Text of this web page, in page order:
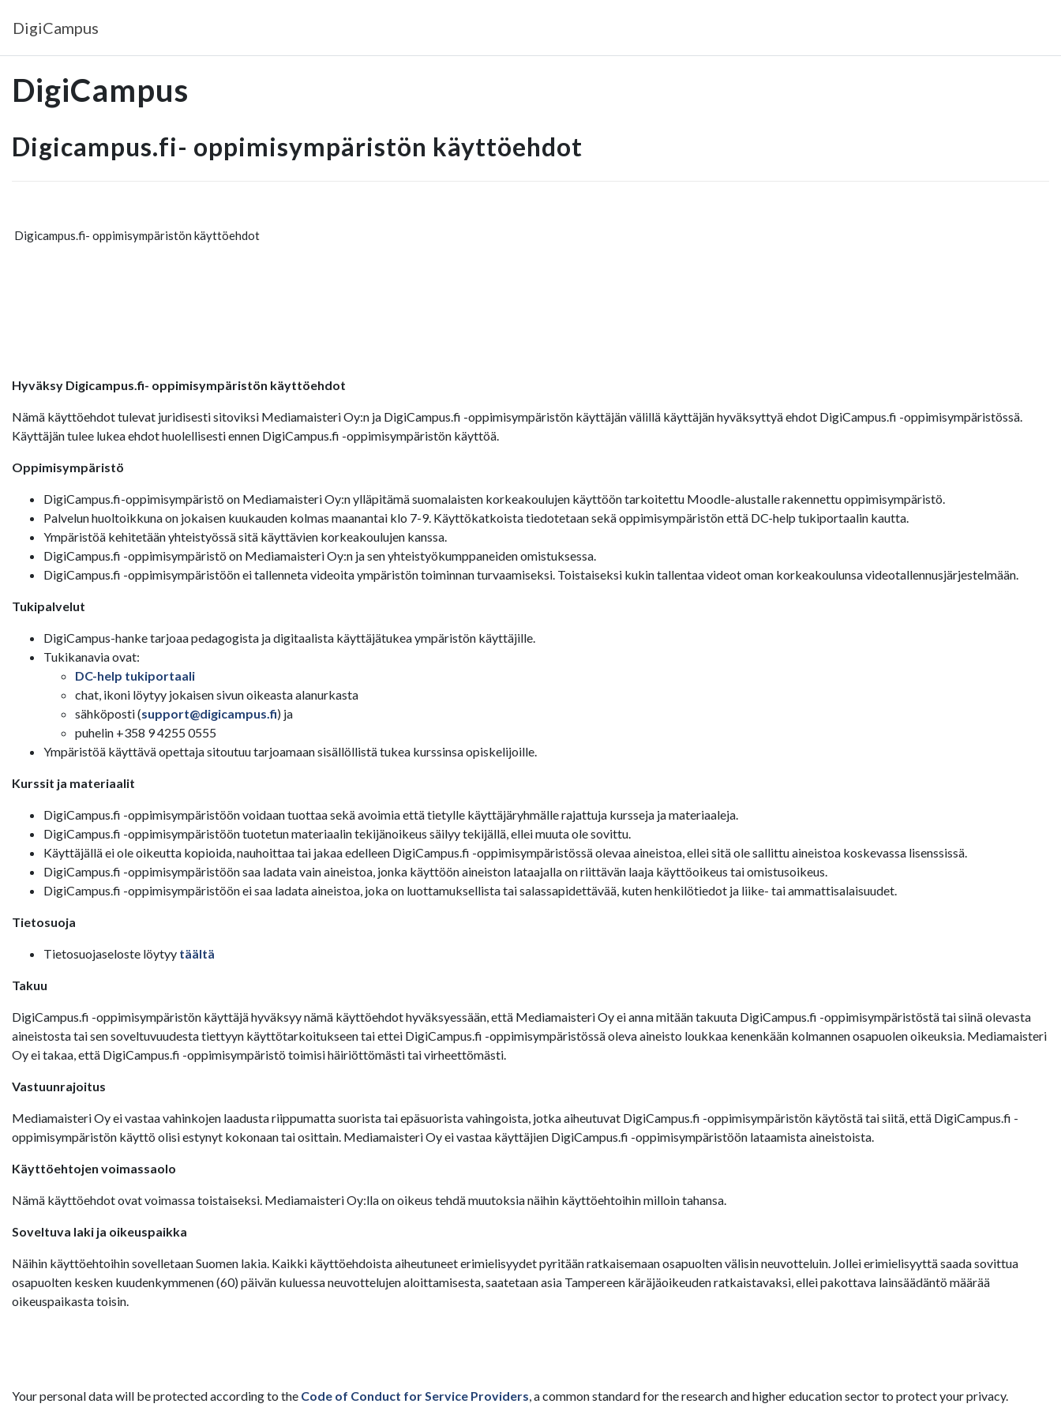
DigiCampus
DigiCampus
Digicampus.fi- oppimisympäristön käyttöehdot
Digicampus.fi- oppimisympäristön käyttöehdot
Hyväksy Digicampus.fi- oppimisympäristön käyttöehdot
Nämä käyttöehdot tulevat juridisesti sitoviksi Mediamaisteri Oy:n ja DigiCampus.fi -oppimisympäristön käyttäjän välillä käyttäjän hyväksyttyä ehdot DigiCampus.fi -oppimisympäristössä.
Käyttäjän tulee lukea ehdot huolellisesti ennen DigiCampus.fi -oppimisympäristön käyttöä.
Oppimisympäristö
DigiCampus.fi-oppimisympäristö on Mediamaisteri Oy:n ylläpitämä suomalaisten korkeakoulujen käyttöön tarkoitettu Moodle-alustalle rakennettu oppimisympäristö.
Palvelun huoltoikkuna on jokaisen kuukauden kolmas maanantai klo 7-9. Käyttökatkoista tiedotetaan sekä oppimisympäristön että DC-help tukiportaalin kautta.
Ympäristöä kehitetään yhteistyössä sitä käyttävien korkeakoulujen kanssa.
DigiCampus.fi -oppimisympäristö on Mediamaisteri Oy:n ja sen yhteistyökumppaneiden omistuksessa.
DigiCampus.fi -oppimisympäristöön ei tallenneta videoita ympäristön toiminnan turvaamiseksi. Toistaiseksi kukin tallentaa videot oman korkeakoulunsa videotallennusjärjestelmään.
Tukipalvelut
DigiCampus-hanke tarjoaa pedagogista ja digitaalista käyttäjätukea ympäristön käyttäjille.
Tukikanavia ovat:
DC-help tukiportaali
chat, ikoni löytyy jokaisen sivun oikeasta alanurkasta
sähköposti (support@digicampus.fi) ja
puhelin +358 9 4255 0555
Ympäristöä käyttävä opettaja sitoutuu tarjoamaan sisällöllistä tukea kurssinsa opiskelijoille.
Kurssit ja materiaalit
DigiCampus.fi -oppimisympäristöön voidaan tuottaa sekä avoimia että tietylle käyttäjäryhmälle rajattuja kursseja ja materiaaleja.
DigiCampus.fi -oppimisympäristöön tuotetun materiaalin tekijänoikeus säilyy tekijällä, ellei muuta ole sovittu.
Käyttäjällä ei ole oikeutta kopioida, nauhoittaa tai jakaa edelleen DigiCampus.fi -oppimisympäristössä olevaa aineistoa, ellei sitä ole sallittu aineistoa koskevassa lisenssissä.
DigiCampus.fi -oppimisympäristöön saa ladata vain aineistoa, jonka käyttöön aineiston lataajalla on riittävän laaja käyttöoikeus tai omistusoikeus.
DigiCampus.fi -oppimisympäristöön ei saa ladata aineistoa, joka on luottamuksellista tai salassapidettävää, kuten henkilötiedot ja liike- tai ammattisalaisuudet.
Tietosuoja
Tietosuojaseloste löytyy täältä
Takuu
DigiCampus.fi -oppimisympäristön käyttäjä hyväksyy nämä käyttöehdot hyväksyessään, että Mediamaisteri Oy ei anna mitään takuuta DigiCampus.fi -oppimisympäristöstä tai siinä olevasta
aineistosta tai sen soveltuvuudesta tiettyyn käyttötarkoitukseen tai ettei DigiCampus.fi -oppimisympäristössä oleva aineisto loukkaa kenenkään kolmannen osapuolen oikeuksia. Mediamaisteri
Oy ei takaa, että DigiCampus.fi -oppimisympäristö toimisi häiriöttömästi tai virheettömästi.
Vastuunrajoitus
Mediamaisteri Oy ei vastaa vahinkojen laadusta riippumatta suorista tai epäsuorista vahingoista, jotka aiheutuvat DigiCampus.fi -oppimisympäristön käytöstä tai siitä, että DigiCampus.fi -
oppimisympäristön käyttö olisi estynyt kokonaan tai osittain. Mediamaisteri Oy ei vastaa käyttäjien DigiCampus.fi -oppimisympäristöön lataamista aineistoista.
Käyttöehtojen voimassaolo
Nämä käyttöehdot ovat voimassa toistaiseksi. Mediamaisteri Oy:lla on oikeus tehdä muutoksia näihin käyttöehtoihin milloin tahansa.
Soveltuva laki ja oikeuspaikka
Näihin käyttöehtoihin sovelletaan Suomen lakia. Kaikki käyttöehdoista aiheutuneet erimielisyydet pyritään ratkaisemaan osapuolten välisin neuvotteluin. Jollei erimielisyyttä saada sovittua
osapuolten kesken kuudenkymmenen (60) päivän kuluessa neuvottelujen aloittamisesta, saatetaan asia Tampereen käräjäoikeuden ratkaistavaksi, ellei pakottava lainsäädäntö määrää
oikeuspaikasta toisin.
Your personal data will be protected according to the Code of Conduct for Service Providers, a common standard for the research and higher education sector to protect your privacy.